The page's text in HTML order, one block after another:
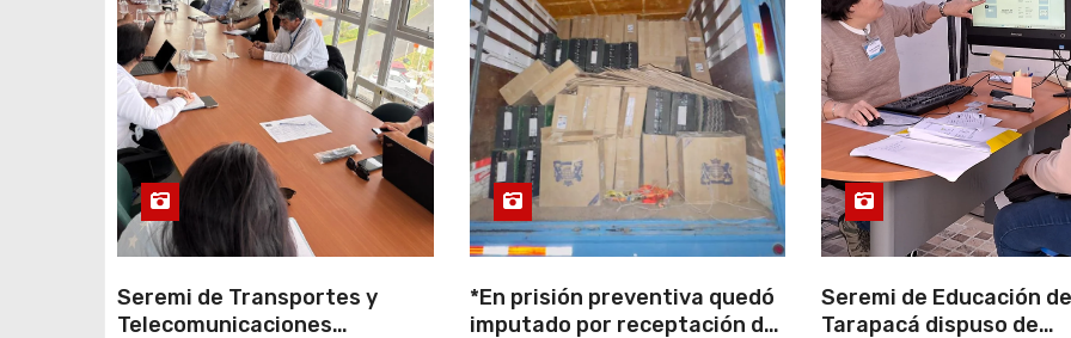
r
a
d
a
s
Seremi de Transportes y
Telecomunicaciones
*En prisión preventiva quedó
imputado por receptación de
Seremi de Educación de
Tarapacá dispuso de